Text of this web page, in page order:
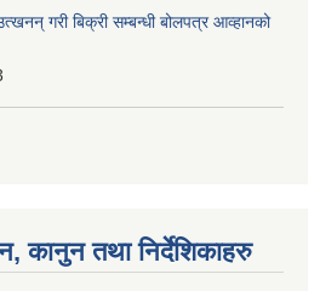
गरी बिक्री सम्बन्धी बोलपत्र आव्हानको
कानुन तथा निर्देशिकाहरु